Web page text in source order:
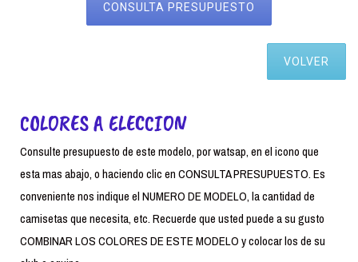
CONSULTA PRESUPUESTO
VOLVER
COLORES A ELECCION
Consulte presupuesto de este modelo, por watsap, en el icono que
esta mas abajo, o haciendo clic en CONSULTA PRESUPUESTO. Es
conveniente nos indique el NUMERO DE MODELO, la cantidad de
camisetas que necesita, etc. Recuerde que usted puede a su gusto
COMBINAR LOS COLORES DE ESTE MODELO y colocar los de su